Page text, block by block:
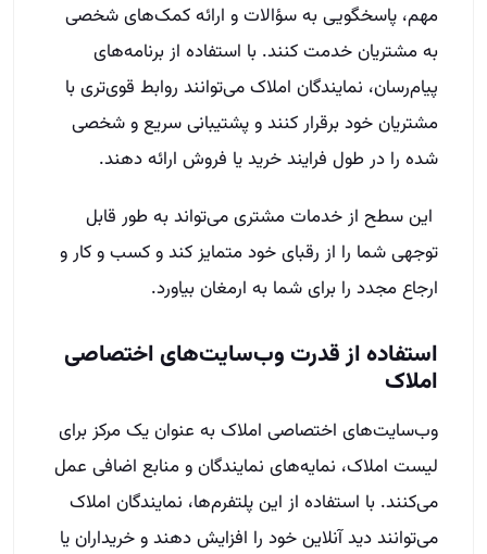
مهم، پاسخگویی به سؤالات و ارائه کمک‌های شخصی
به مشتریان خدمت کنند. با استفاده از برنامه‌های
پیام‌رسان، نمایندگان املاک می‌توانند روابط قوی‌تری با
مشتریان خود برقرار کنند و پشتیبانی سریع و شخصی
شده را در طول فرایند خرید یا فروش ارائه دهند.
این سطح از خدمات مشتری می‌تواند به طور قابل
توجهی شما را از رقبای خود متمایز کند و کسب و کار و
ارجاع مجدد را برای شما به ارمغان بیاورد.
استفاده از قدرت وب‌سایت‌های اختصاصی
املاک
وب‌سایت‌های اختصاصی املاک به عنوان یک مرکز برای
لیست املاک، نمایه‌های نمایندگان و منابع اضافی عمل
می‌کنند. با استفاده از این پلتفرم‌ها، نمایندگان املاک
می‌توانند دید آنلاین خود را افزایش دهند و خریداران یا